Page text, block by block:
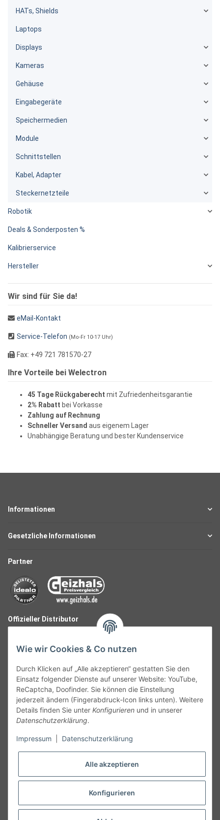
HATs, Shields
Laptops
Displays
Kameras
Gehäuse
Eingabegeräte
Speichermedien
Module
Schnittstellen
Kabel, Adapter
Steckernetzteile
Robotik
Deals & Sonderposten %
Kalibrierservice
Hersteller
Wir sind für Sie da!
eMail-Kontakt
Service-Telefon (Mo-Fr 10-17 Uhr)
Fax: +49 721 781570-27
Ihre Vorteile bei Welectron
45 Tage Rückgaberecht mit Zufriedenheitsgarantie
2% Rabatt bei Vorkasse
Zahlung auf Rechnung
Schneller Versand aus eigenem Lager
Unabhängige Beratung und bester Kundenservice
Informationen
Gesetzliche Informationen
Partner
Offizieller Distributor
Follow Us
Widerruf
Vertrag widerrufen
Wie wir Cookies & Co nutzen
Durch Klicken auf „Alle akzeptieren“ gestatten Sie den
Einsatz folgender Dienste auf unserer Website: YouTube,
ReCaptcha, Doofinder. Sie können die Einstellung
jederzeit ändern (Fingerabdruck-Icon links unten). Weitere
Details finden Sie unter Konfigurieren und in unserer
Datenschutzerklärung.
Impressum Datenschutzerklärung
Alle akzeptieren
Konfigurieren